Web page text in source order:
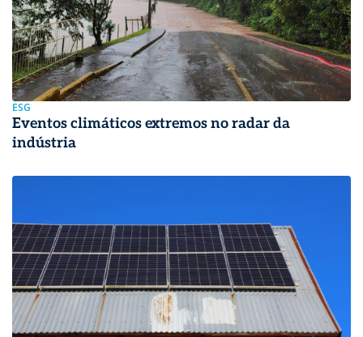
ESG
Eventos climáticos extremos no radar da
indústria